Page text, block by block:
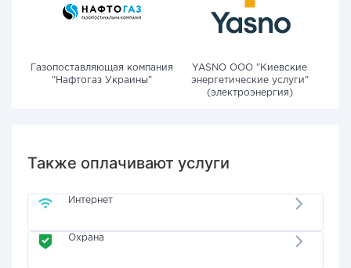
Газопоставляющая компания
"Нафтогаз Украины"
YASNO OOO "Киевские
энергетические услуги"
(электроэнергия)
Также оплачивают услуги
Интернет
Охрана